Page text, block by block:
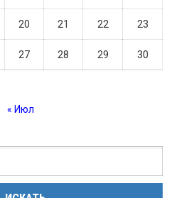
20 21 22 23
27 28 29 30
« Июл